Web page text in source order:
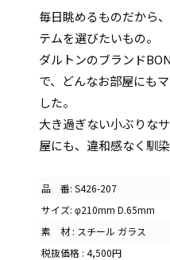
毎日眺めるものだから
テムを選びたいもの。
ダルトンのブランド
で、どんなお部屋にも
した。
大き過ぎない小ぶりな
屋にも、違和感なく馴
品 番: S426-207
サイズ: φ210mm D.65mm
素 材 : スチール ガラス
税抜価格 : 4,500円